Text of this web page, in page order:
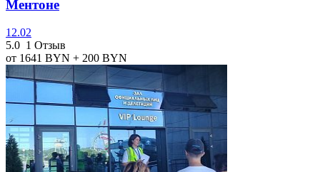
Ментоне
12.02
5.0 1 Отзыв
от 1641 BYN + 200 BYN